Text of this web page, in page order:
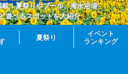
！夏祭りやプール、海水浴場、
遊べるスポットを大紹介
夏祭り
イベント
ランキング